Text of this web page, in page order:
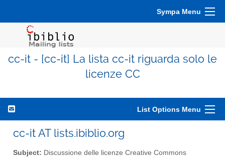
Sympa Menu
cc-it - [cc-it] La lista cc-it riguarda solo le
licenze CC
List Options Menu
cc-it AT lists.ibiblio.org
Subject: Discussione delle licenze Creative Commons